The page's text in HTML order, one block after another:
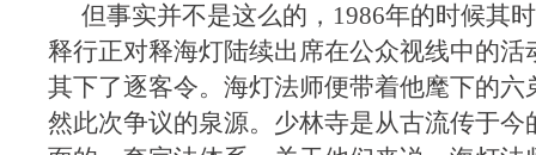
但事实并不是这么的，1986年的时候其
释行正对释海灯陆续出席在公众视线中的活
其下了逐客令。海灯法师便带着他麾下的六
然此次争议的泉源。少林寺是从古流传于今